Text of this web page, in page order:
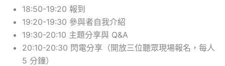
18:50-19:20 報到
19:20-19:30 參與者自我介紹
19:30-20:10 主題分享與 Q&A
20:10-20:30 閃電分享（開放三位聽眾現場報名，每人
5 分鐘）